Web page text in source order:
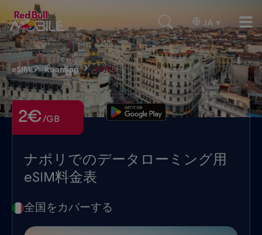
JA ▾
eSIM Roaming ナポリ
ナポリでのデータローミング用
eSIM料金表
2€/GB
全国をカバーする